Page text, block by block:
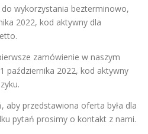
wykorzystania bezterminowo,
2022, kod aktywny dla
zamówienie w naszym
października 2022, kod aktywny
aby przedstawiona oferta była dla
pytań prosimy o kontakt z nami.